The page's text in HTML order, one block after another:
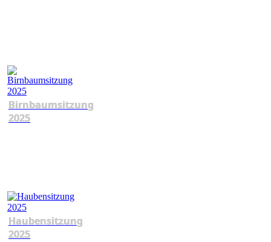
Birnbaumsitzung
2025
Haubensitzung
2025